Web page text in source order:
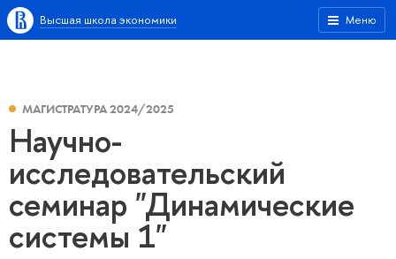
Меню
Высшая школа экономики
МАГИСТРАТУРА 2024/2025
Научно-
исследовательский
семинар "Динамические
системы 1"